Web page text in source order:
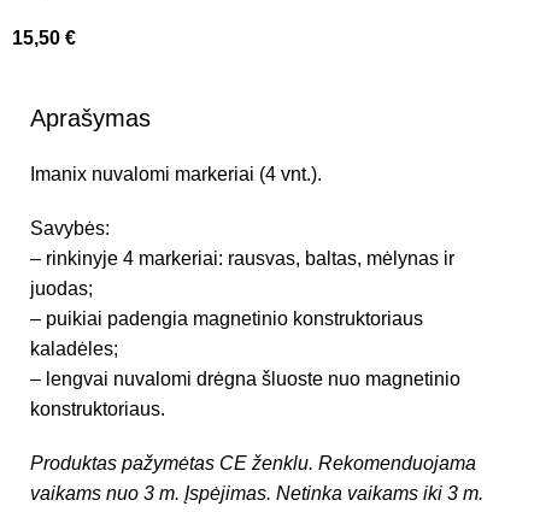
15,50€
Aprašymas
Imanix nuvalomi markeriai (4 vnt.).
Savybės:
– rinkinyje 4 markeriai: rausvas, baltas, mėlynas ir
juodas;
– puikiai padengia magnetinio konstruktoriaus
kaladėles;
– lengvai nuvalomi drėgna šluoste nuo magnetinio
konstruktoriaus.
Produktas pažymėtas CE ženklu. Rekomenduojama
vaikams nuo 3 m. Įspėjimas. Netinka vaikams iki 3 m.